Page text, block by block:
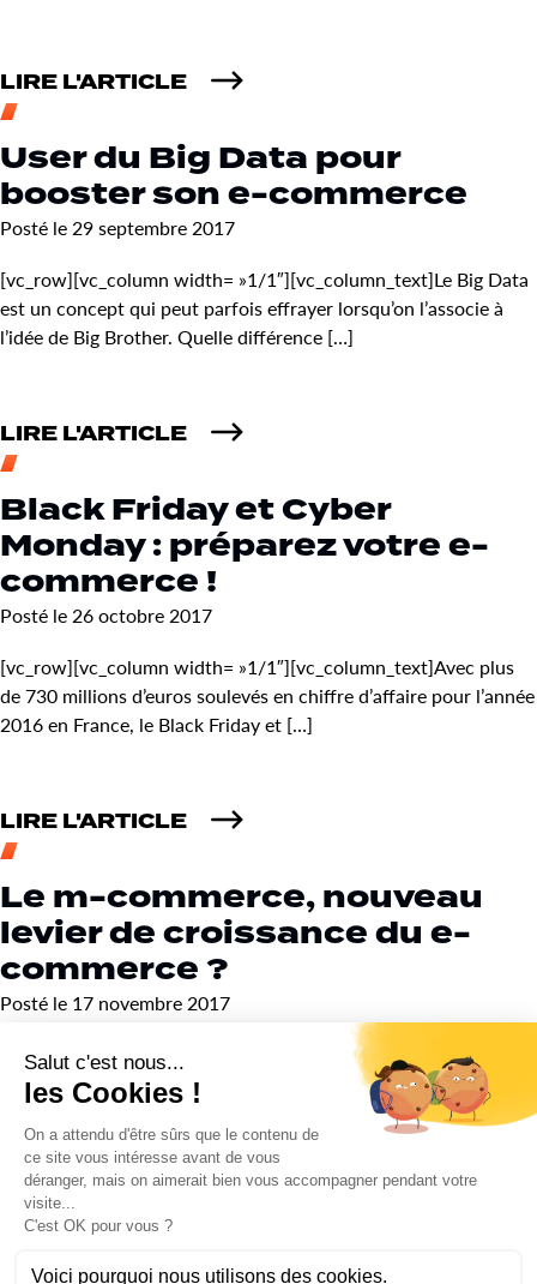
LIRE L'ARTICLE
User du Big Data pour
booster son e-commerce
Posté le 29 septembre 2017
[vc_row][vc_column width= »1/1″][vc_column_text]Le Big Data
est un concept qui peut parfois effrayer lorsqu’on l’associe à
l’idée de Big Brother. Quelle différence […]
LIRE L'ARTICLE
Black Friday et Cyber
Monday : préparez votre e-
commerce !
Posté le 26 octobre 2017
[vc_row][vc_column width= »1/1″][vc_column_text]Avec plus
de 730 millions d’euros soulevés en chiffre d’affaire pour l’année
2016 en France, le Black Friday et […]
LIRE L'ARTICLE
Le m-commerce, nouveau
levier de croissance du e-
commerce ?
Posté le 17 novembre 2017
[vc_row][vc_column width= »1/1″][vc_column_text]Beaucoup
de e-commerçants laissent encore de côté le device le plus
important pour les internautes : le mobile. Véritable objet […]
LIRE L'ARTICLE